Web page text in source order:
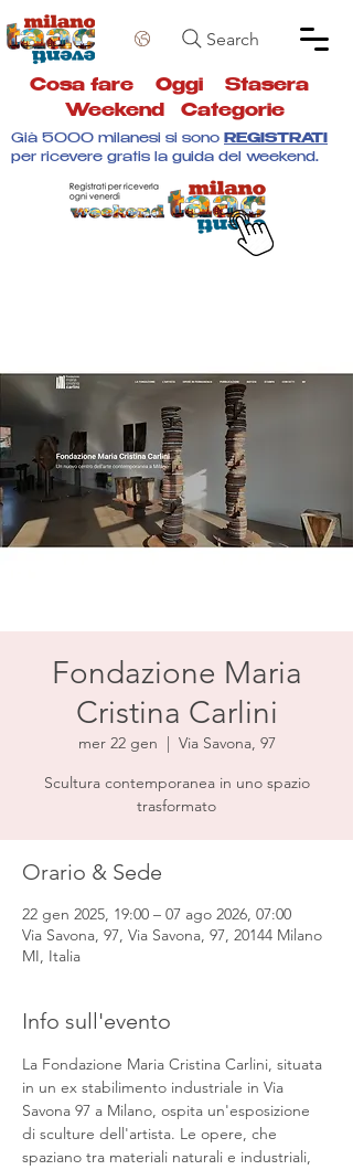
Search
Cosa fare Oggi Stasera
Weekend
Categorie
Già 5000 milanesi si sono REGISTRATI
per ricevere gratis la guida del weekend.
Fondazione Maria
Cristina Carlini
mer 22 gen
  |
Via Savona, 97
Scultura contemporanea in uno spazio
trasformato
Orario & Sede
22 gen 2025, 19:00 – 07 ago 2026, 07:00
Via Savona, 97, Via Savona, 97, 20144 Milano
MI, Italia
Info sull'evento
La Fondazione Maria Cristina Carlini, situata
in un ex stabilimento industriale in Via
Savona 97 a Milano, ospita un'esposizione
di sculture dell'artista. Le opere, che
spaziano tra materiali naturali e industriali,